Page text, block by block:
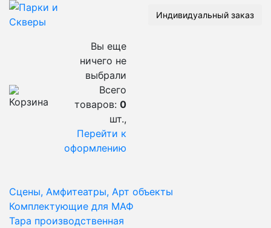
Индивидуальный заказ
Вы еще
ничего не
выбрали
Всего
товаров: 0
шт.,
Перейти к
оформлению
Сцены, Амфитеатры, Арт объекты
Комплектующие для МАФ
Тара производственная